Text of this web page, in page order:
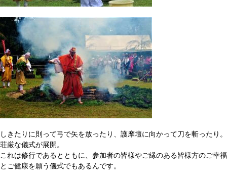
しきたりに則って弓で矢を放ったり、護摩壇に向かって刀を斬ったり。
荘厳な儀式が展開。
これは修行であるとともに、参加者の皆様やご縁のある皆様方のご幸福
とご健康を願う儀式でもあるんです。